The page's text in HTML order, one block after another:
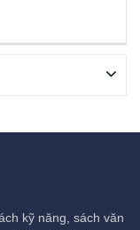
kỹ năng, sách văn